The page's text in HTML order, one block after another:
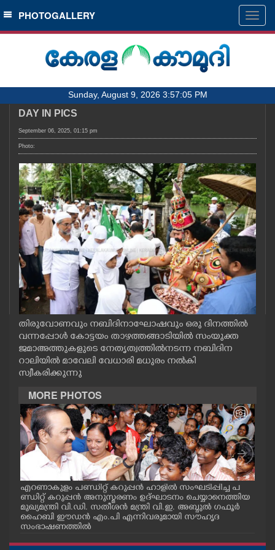
SECTIONS
HOME
NOTIFIED NEWS
KERALA
LOCAL
OBITUARY
NEWS 360
CASE DIARY
CINEMA
OPINION
PHOTOS
LIFESTYLE
SPIRITUAL
INFO+
PHOTOGALLERY
Sunday, August 9, 2026 3:57:05 PM
DAY IN PICS
September 06, 2025, 01:15 pm
Photo:
തിരുവോണവും നബിദിനാഘോഷവും ഒരു ദിനത്തിൽ
വന്നപ്പോൾ കോട്ടയം താഴത്തങ്ങാടിയിൽ സംയുക്ത
ജമാഅത്തുകളുടെ നേതൃത്വത്തിൽനടന്ന നബിദിന
റാലിയിൽ മാവേലി വേധാരി മധുരം നൽകി
സ്വീകരിക്കുന്നു
MORE PHOTOS
എറണാകുളം പണ്ഡിറ്റ് കറുപ്പൻ ഹാളിൽ സംഘടിപ്പിച്ച പ
ണ്ഡിറ്റ് കറുപ്പൻ അനുസ്മരണം ഉദ്ഘാടനം ചെയ്യാനെത്തിയ
മുഖ്യമന്ത്രി വി.ഡി. സതീശൻ മന്ത്രി വി.ഇ. അബ്ദുൽ ഗഫൂർ
ഹൈബി ഈഡൻ എം.പി എന്നിവരുമായി സൗഹൃദ
സംഭാഷണത്തിൽ